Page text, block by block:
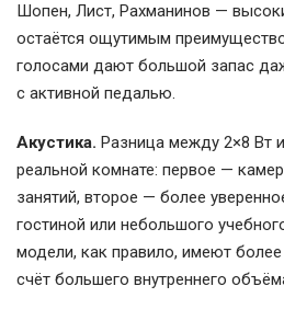
Шопен, Лист, Рахманинов —
остаётся ощутимым
голосами дают большой запас
с активной педалью.
Акустика. Разница между 2×8 Вт
реальной комнате: первое —
занятий, второе — более
гостиной или небольшого
модели, как правило, имеют
счёт большего внутреннего